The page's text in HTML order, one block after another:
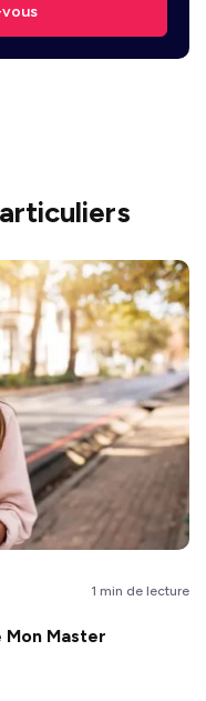
1 min de lecture
Master